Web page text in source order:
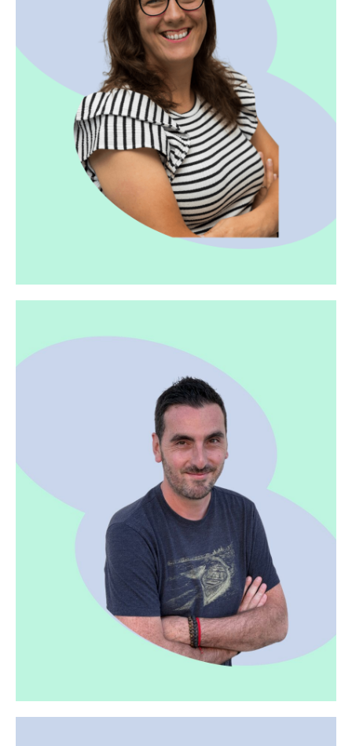
Elise - CEO
Héloïse - Manager Et Guide
Héloïse, originaire du Havre, a toujours rêvé de
vivre dans un pays anglophone. Elle arrive à Miami
avec sa famille en 2015. Prof d’anglais, elle est
passionnée par la culture et l’histoire des pays
anglo-saxons. Elle habite dans le quartier financier
de Brickell, passe ses week-ends entre grands
espaces de Floride et Street Art à Wynwood, et
ne dit jamais non à une journée dans les
Everglades.